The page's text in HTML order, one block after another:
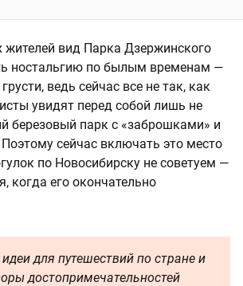
жителей вид Парка Дзержинского
ностальгию по былым временам —
ведь сейчас все не так, как
увидят перед собой лишь не
березовый парк с «заброшками» и
сейчас включать это место
по Новосибирску не советуем —
когда его окончательно
для путешествий по стране и
достопримечательностей